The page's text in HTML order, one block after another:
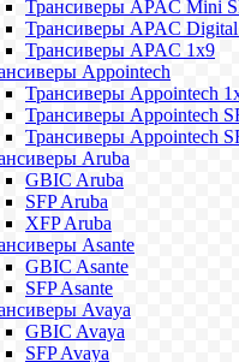
Трансиверы APAC Mini
Трансиверы APAC
Трансиверы APAC 1x9
Appointech
Трансиверы Appointech
Трансиверы Appointech
Трансиверы Appointech
Aruba
GBIC Aruba
SFP Aruba
XFP Aruba
Asante
GBIC Asante
SFP Asante
Avaya
GBIC Avaya
SFP Avaya